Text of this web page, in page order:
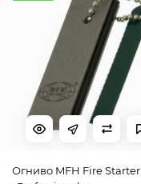
Огниво MFH Fire Starter